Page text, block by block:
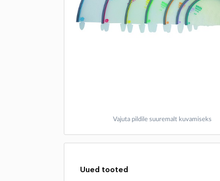
Vajuta pildile suuremalt kuvamiseks
Uued tooted